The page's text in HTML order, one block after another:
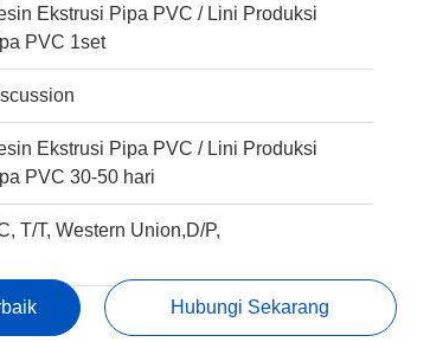
Ekstrusi Pipa PVC / Lini Produksi
PVC 1set
Ekstrusi Pipa PVC / Lini Produksi
PVC 30-50 hari
T/T, Western Union,D/P,
Hubungi Sekarang